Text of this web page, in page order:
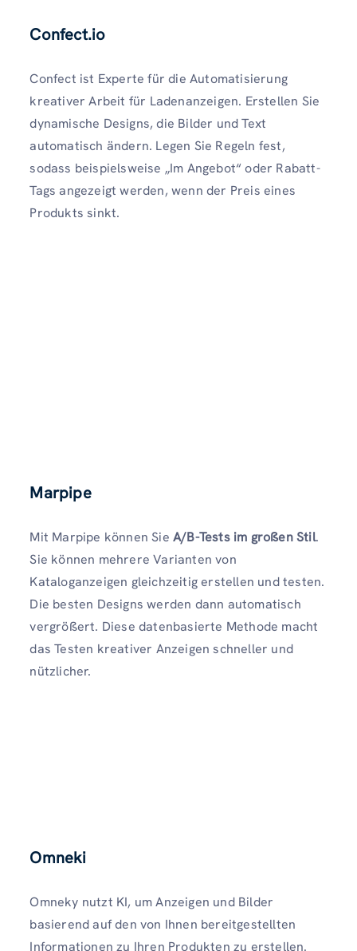
Confect.io
Confect ist Experte für die Automatisierung
kreativer Arbeit für Ladenanzeigen. Erstellen Sie
dynamische Designs, die Bilder und Text
automatisch ändern. Legen Sie Regeln fest,
sodass beispielsweise „Im Angebot“ oder Rabatt-
Tags angezeigt werden, wenn der Preis eines
Produkts sinkt.
Marpipe
Mit Marpipe können Sie A/B-Tests im großen Stil.
Sie können mehrere Varianten von
Kataloganzeigen gleichzeitig erstellen und testen.
Die besten Designs werden dann automatisch
vergrößert. Diese datenbasierte Methode macht
das Testen kreativer Anzeigen schneller und
nützlicher.
Omneki
Omneky nutzt KI, um Anzeigen und Bilder
basierend auf den von Ihnen bereitgestellten
Informationen zu Ihren Produkten zu erstellen.